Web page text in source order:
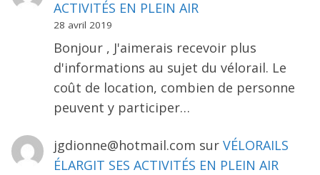
ACTIVITÉS EN PLEIN AIR
28 avril 2019
Bonjour , J'aimerais recevoir plus
d'informations au sujet du vélorail. Le
coût de location, combien de personne
peuvent y participer…
jgdionne@hotmail.com sur VÉLORAILS
ÉLARGIT SES ACTIVITÉS EN PLEIN AIR